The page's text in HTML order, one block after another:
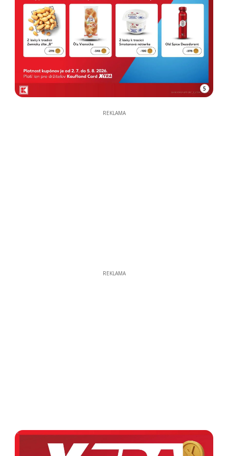
5
REKLAMA
REKLAMA